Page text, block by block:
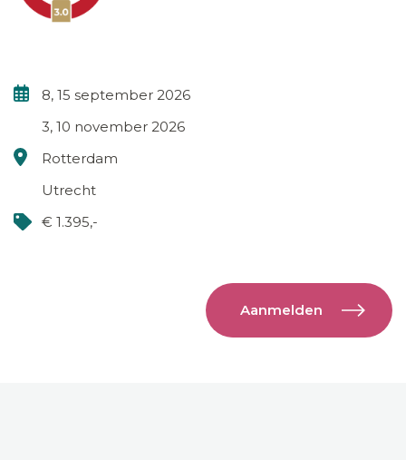
8, 15 september 2026
3, 10 november 2026
Rotterdam
Utrecht
€ 1.395,-
Aanmelden